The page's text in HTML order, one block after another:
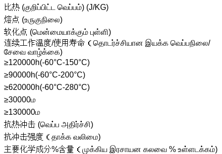
比热 (குறிப்பிட்ட வெப்பம்) (J/KG)
熔点 (உருகுநிலை)
软化点 (மென்மையாக்கும் புள்ளி)
连续工作温度/使用寿命（தொடர்ச்சியான இயக்க வெப்பநிலை/
சேவை வாழ்க்கை)
≥120000h(-60°C-150°C)
≥90000h(-60°C-200°C)
≥620000h(-60°C-280°C)
≥30000ம
≥130000ம
抗热冲击 (வெப்ப அதிர்ச்சி)
抗冲击强度（தாக்க வலிமை)
主要化学成分%含量（முக்கிய இரசாயன கலவை % உள்ளடக்கம்)